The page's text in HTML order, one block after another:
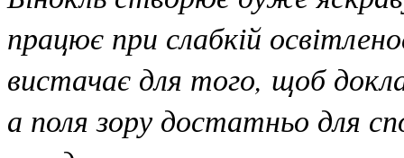
працює при слабкій
вистачає для того, щоб
а поля зору достатньо для